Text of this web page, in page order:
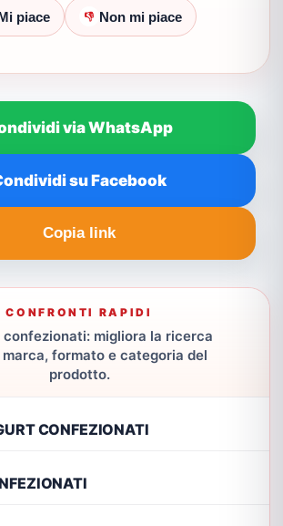
piace 👎 Non mi piace
via WhatsApp
su Facebook
Copia link
CONFRONTI RAPIDI
migliora la ricerca
marca, formato e categoria del
prodotto.
CONFEZIONATI